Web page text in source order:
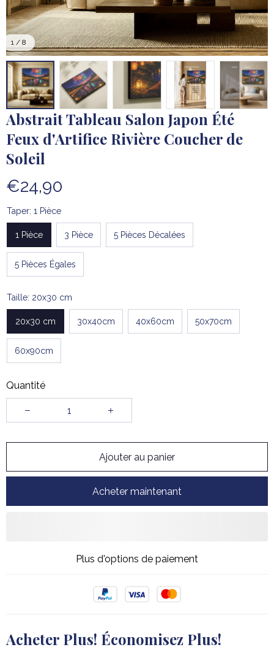
1 / 8
Abstrait Tableau Salon Japon Été
Feux d'Artifice Rivière Coucher de
Soleil
€24,90
Taper: 1 Pièce
1 Pièce 3 Pièce 5 Pièces Décalées
5 Pièces Égales
Taille: 20x30 cm
20x30 cm 30x40cm 40x60cm 50x70cm
60x90cm
Quantité
Ajouter au panier
Acheter maintenant
Plus d'options de paiement
Acheter Plus! Économisez Plus!